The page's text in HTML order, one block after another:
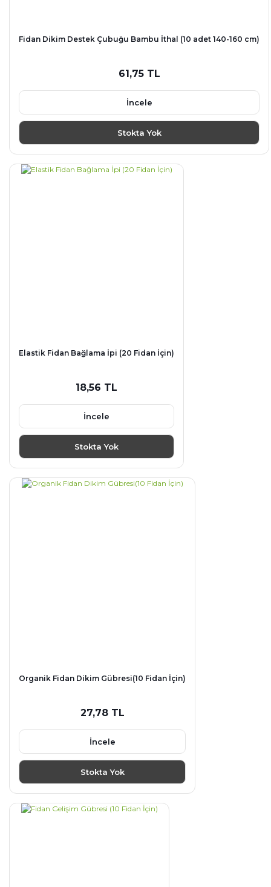
Fidan Dikim Destek Çubuğu Bambu İthal (10 adet 140-160 cm)
61,75 TL
İncele
Stokta Yok
Elastik Fidan Bağlama İpi (20 Fidan İçin)
18,56 TL
İncele
Stokta Yok
Organik Fidan Dikim Gübresi(10 Fidan İçin)
27,78 TL
İncele
Stokta Yok